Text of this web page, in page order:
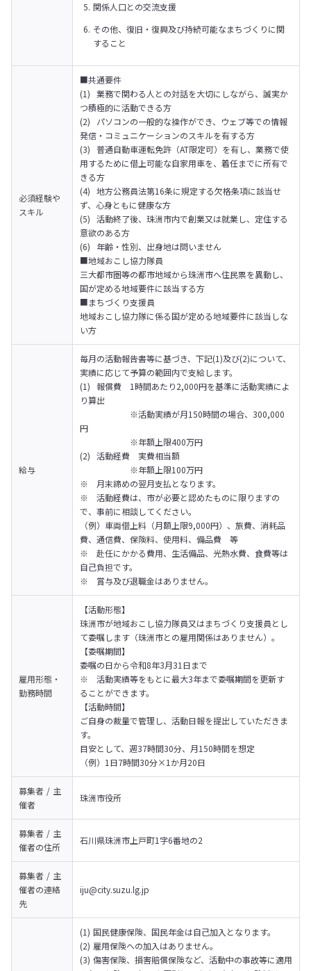
関係人口との交流支援
その他、復旧・復興及び持続可能なまちづくりに関
すること
必須経験や
スキル
■共通要件
(1)	業務で関わる人との対話を大切にしながら、誠実か
つ積極的に活動できる方
(2)	パソコンの一般的な操作ができ、ウェブ等での情報
発信・コミュニケーションのスキルを有する方
(3)	普通自動車運転免許（AT限定可）を有し、業務で使
用するために借上可能な自家用車を、着任までに所有で
きる方
(4)	地方公務員法第16条に規定する欠格条項に該当せ
ず、心身ともに健康な方
(5)	活動終了後、珠洲市内で創業又は就業し、定住する
意欲のある方
(6)	年齢・性別、出身地は問いません
■地域おこし協力隊員
三大都市圏等の都市地域から珠洲市へ住民票を異動し、
国が定める地域要件に該当する方
■まちづくり支援員
地域おこし協力隊に係る国が定める地域要件に該当しな
い方
給与
毎月の活動報告書等に基づき、下記(1)及び(2)について、
実績に応じて予算の範囲内で支給します。
(1)	報償費　1時間あたり2,000円を基準に活動実績によ
り算出
※活動実績が月150時間の場合、300,000
円
※年額上限400万円
(2)	活動経費　実費相当額
※年額上限100万円
※	月末締めの翌月支払となります。
※	活動経費は、市が必要と認めたものに限りますの
で、事前に相談してください。
（例）車両借上料（月額上限9,000円）、旅費、消耗品
費、通信費、保険料、使用料、備品費　等
※	赴任にかかる費用、生活備品、光熱水費、食費等は
自己負担です。
※	賞与及び退職金はありません。
雇用形態・
勤務時間
【活動形態】
珠洲市が地域おこし協力隊員又はまちづくり支援員とし
て委嘱します（珠洲市との雇用関係はありません）。
【委嘱期間】
委嘱の日から令和8年3月31日まで
※	活動実績等をもとに最大3年まで委嘱期間を更新す
ることができます。
【活動時間】
ご自身の裁量で管理し、活動日報を提出していただきま
す。
目安として、週37時間30分、月150時間を想定
（例）1日7時間30分×1か月20日
募集者 / 主
催者
珠洲市役所
募集者 / 主
催者の住所
石川県珠洲市上戸町1字6番地の2
募集者 / 主
催者の連絡
先
iju@city.suzu.lg.jp
(1) 国民健康保険、国民年金は自己加入となります。
(2) 雇用保険への加入はありません。
(3) 傷害保険、損害賠償保険など、活動中の事故等に適用